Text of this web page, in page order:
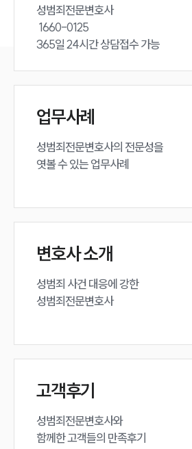
성범죄전문변호사
365일 24시간 상담접수 가능
업무사례
성범죄전문변호사의 전문성을
엿볼 수 있는 업무사례
변호사 소개
성범죄 사건 대응에 강한
성범죄전문변호사
고객후기
성범죄전문변호사와
함께한 고객들의 만족후기